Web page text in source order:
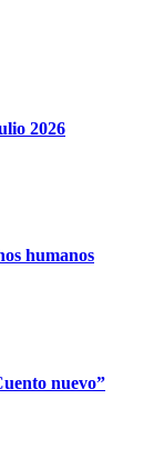
2026
humanos
nuevo”